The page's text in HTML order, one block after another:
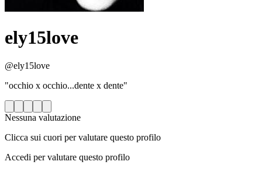
ely15love
@ely15love
"occhio x occhio...dente x dente"
Nessuna valutazione
Clicca sui cuori per valutare questo profilo
Accedi per valutare questo profilo